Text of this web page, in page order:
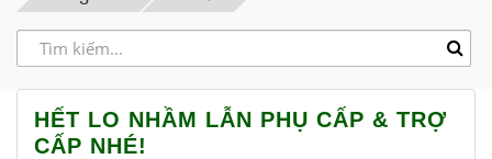
Việt
-
HẾT LO NHẦM LẪN PHỤ CẤP & TRỢ
CẤP NHÉ!